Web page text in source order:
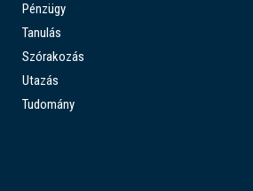
Pénzügy
Tanulás
Szórakozás
Utazás
Tudomány